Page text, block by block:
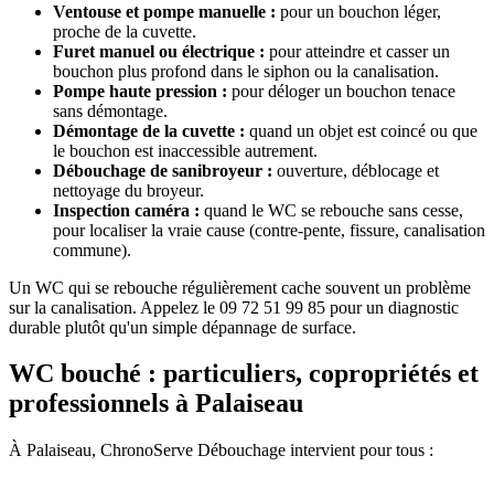
Ventouse et pompe manuelle : pour un bouchon léger,
proche de la cuvette.
Furet manuel ou électrique : pour atteindre et casser un
bouchon plus profond dans le siphon ou la canalisation.
Pompe haute pression : pour déloger un bouchon tenace
sans démontage.
Démontage de la cuvette : quand un objet est coincé ou que
le bouchon est inaccessible autrement.
Débouchage de sanibroyeur : ouverture, déblocage et
nettoyage du broyeur.
Inspection caméra : quand le WC se rebouche sans cesse,
pour localiser la vraie cause (contre-pente, fissure, canalisation
commune).
Un WC qui se rebouche régulièrement cache souvent un problème
sur la canalisation. Appelez le 09 72 51 99 85 pour un diagnostic
durable plutôt qu'un simple dépannage de surface.
WC bouché : particuliers, copropriétés et
professionnels à Palaiseau
À Palaiseau, ChronoServe Débouchage intervient pour tous :